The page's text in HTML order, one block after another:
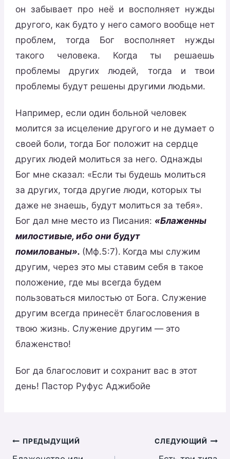
он забывает про неё и восполняет нужды
другого, как будто у него самого вообще нет
проблем, тогда Бог восполняет нужды
такого человека. Когда ты решаешь
проблемы других людей, тогда и твои
проблемы будут решены другими людьми.
Например, если один больной человек
молится за исцеление другого и не думает о
своей боли, тогда Бог положит на сердце
других людей молиться за него. Однажды
Бог мне сказал: «Если ты будешь молиться
за других, тогда другие люди, которых ты
даже не знаешь, будут молиться за тебя».
Бог дал мне место из Писания: «Блаженны
милостивые, ибо они будут
помилованы». (Мф.5:7). Когда мы служим
другим, через это мы ставим себя в такое
положение, где мы всегда будем
пользоваться милостью от Бога. Служение
другим всегда принесёт благословения в
твою жизнь. Служение другим — это
блаженство!
Бог да благословит и сохранит вас в этот
день! Пастор Руфус Аджибойе
Навигация
ПРЕДЫДУЩИЙ СЛЕДУЮЩИЙ